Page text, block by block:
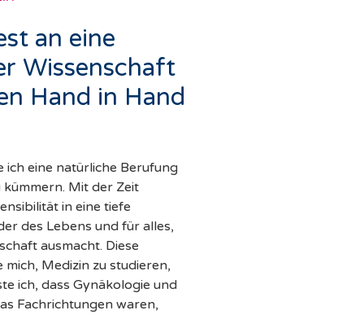
an eine
Wissenschaft
Hand in Hand
ich eine natürliche Berufung
kümmern. Mit der Zeit
in eine tiefe
des Lebens und für alles,
ausmacht. Diese
Medizin zu studieren,
ich, dass Gynäkologie und
Fachrichtungen waren,